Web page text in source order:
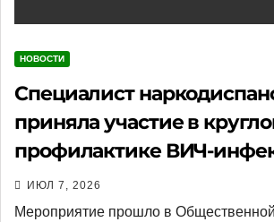
НОВОСТИ
Специалист
приняла участие в
профилактике ВИЧ-
ИЮЛ 7, 2026
Мероприятие прошло в